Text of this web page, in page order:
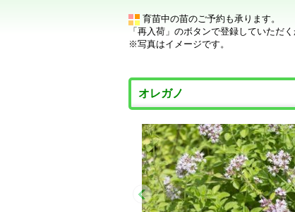
育苗中の苗のご予約も承ります。
「再入荷」のボタンで登録していただ
※写真はイメージです。
オレガノ